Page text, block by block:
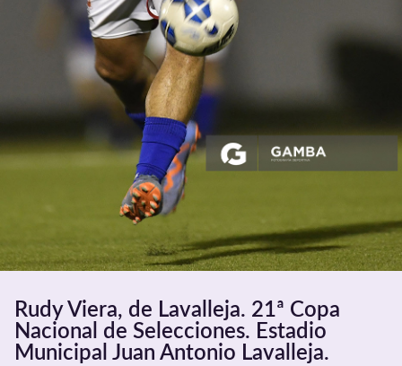
Rudy Viera, de Lavalleja. 21ª Copa
Nacional de Selecciones. Estadio
Municipal Juan Antonio Lavalleja.